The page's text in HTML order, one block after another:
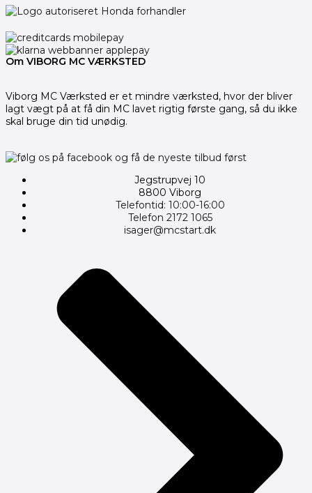
Om VIBORG MC VÆRKSTED
Viborg MC Værksted er et mindre værksted, hvor der bliver
lagt vægt på at få din MC lavet rigtig første gang, så du ikke
skal bruge din tid unødig.
Jegstrupvej 10
8800 Viborg
Telefontid: 10:00-16:00
Telefon 2172 1065
isager@mcstart.dk